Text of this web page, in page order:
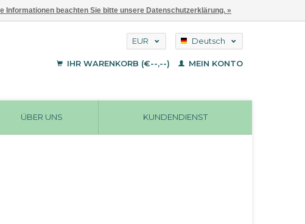
EUR
USD
Deutsch
Français
IHR WARENKORB (€--,--) MEIN KONTO
ÜBER UNS KUNDENDIENST
Informationen beachten Sie bitte unsere Datenschutzerklärung. »